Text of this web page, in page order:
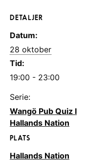
DETALJER
Datum:
28 oktober
Tid:
19:00 - 23:00
Serie:
Wangö Pub Quiz I
Hallands Nation
PLATS
Hallands Nation